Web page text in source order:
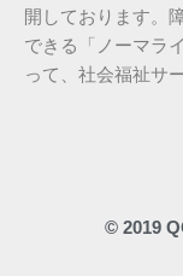
開しております。
できる「ノーマラ
って、社会福祉サ
© 2019